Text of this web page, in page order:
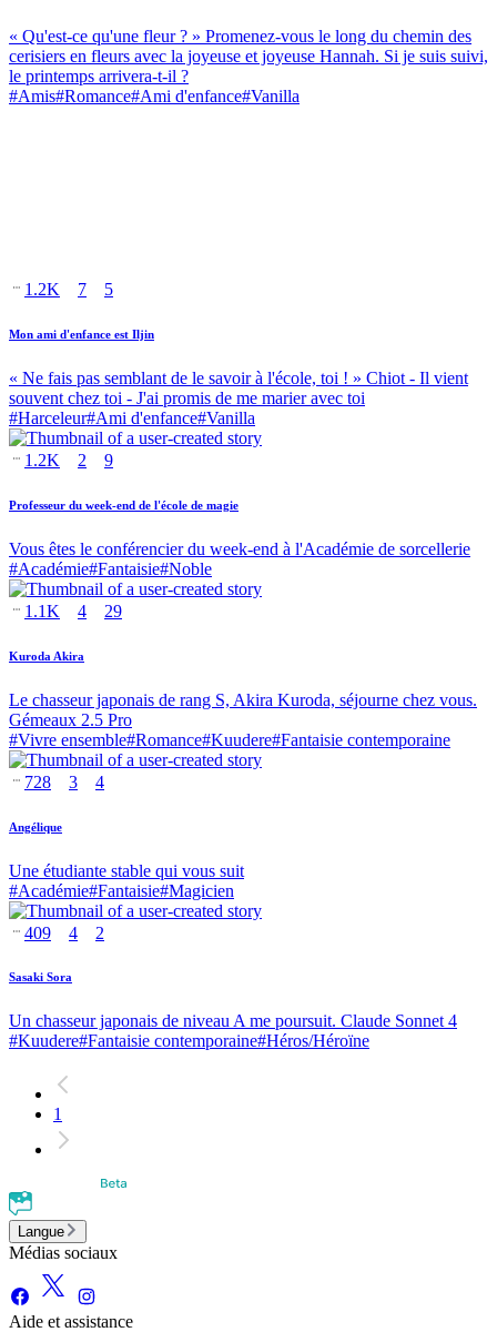
« Qu'est-ce qu'une fleur ? » Promenez-vous le long du chemin des
cerisiers en fleurs avec la joyeuse et joyeuse Hannah. Si je suis suivi,
le printemps arrivera-t-il ?
#Amis#Romance#Ami d'enfance#Vanilla
1.2K 7 5
Mon ami d'enfance est Iljin
« Ne fais pas semblant de le savoir à l'école, toi ! » Chiot - Il vient
souvent chez toi - J'ai promis de me marier avec toi
#Harceleur#Ami d'enfance#Vanilla
1.2K 2 9
Professeur du week-end de l'école de magie
Vous êtes le conférencier du week-end à l'Académie de sorcellerie
#Académie#Fantaisie#Noble
1.1K 4 29
Kuroda Akira
Le chasseur japonais de rang S, Akira Kuroda, séjourne chez vous.
Gémeaux 2.5 Pro
#Vivre ensemble#Romance#Kuudere#Fantaisie contemporaine
728 3 4
Angélique
Une étudiante stable qui vous suit
#Académie#Fantaisie#Magicien
409 4 2
Sasaki Sora
Un chasseur japonais de niveau A me poursuit. Claude Sonnet 4
#Kuudere#Fantaisie contemporaine#Héros/Héroïne
1
Langue
Médias sociaux
Aide et assistance